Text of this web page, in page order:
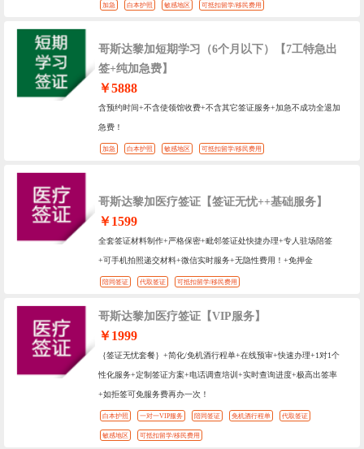
加急 白本护照 敏感地区 可抵扣留学/移民费用
哥斯达黎加短期学习（6个月以下）【7工特急出
签+纯加急费】
￥5888
含预约时间+不含使领馆收费+不含其它签证服务+加急不成功全退加
急费！
加急 白本护照 敏感地区 可抵扣留学/移民费用
哥斯达黎加医疗签证【签证无忧++基础服务】
￥1599
全套签证材料制作+严格保密+毗邻签证处快捷办理+专人驻场陪签
+可手机拍照递交材料+微信实时服务+无隐性费用！+免押金
陪同签证 代取签证 可抵扣留学/移民费用
哥斯达黎加医疗签证【VIP服务】
￥1999
｛签证无忧套餐｝+简化/免机酒行程单+在线预审+快速办理+1对1个
性化服务+定制签证方案+电话调查培训+实时查询进度+极高出签率
+如拒签可免服务费再办一次！
白本护照 一对一VIP服务 陪同签证 免机酒行程单 代取签证
敏感地区 可抵扣留学/移民费用